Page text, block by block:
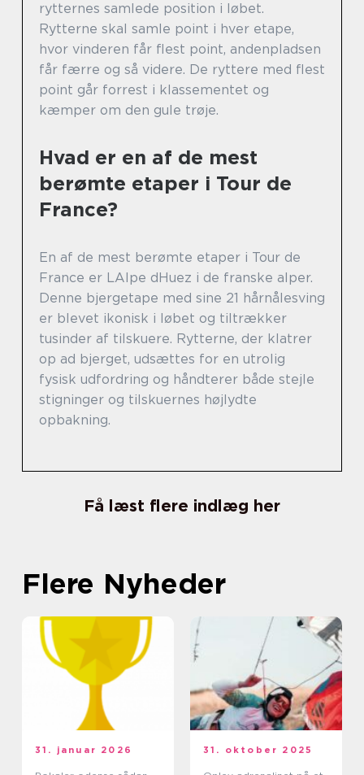
rytternes samlede position i løbet.
Rytterne skal samle point i hver etape,
hvor vinderen får flest point, andenpladsen
får færre og så videre. De ryttere med flest
point går forrest i klassementet og
kæmper om den gule trøje.
Hvad er en af de mest
berømte etaper i Tour de
France?
En af de mest berømte etaper i Tour de
France er LAlpe dHuez i de franske alper.
Denne bjergetape med sine 21 hårnålesving
er blevet ikonisk i løbet og tiltrækker
tusinder af tilskuere. Rytterne, der klatrer
op ad bjerget, udsættes for en utrolig
fysisk udfordring og håndterer både stejle
stigninger og tilskuernes højlydte
opbakning.
Få læst flere indlæg her
Flere Nyheder
31. januar 2026 31. oktober 2025